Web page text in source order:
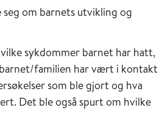
om barnets utvikling og
sykdommer barnet har hatt,
familien har vært i kontakt
som ble gjort og hva
Det ble også spurt om hvilke